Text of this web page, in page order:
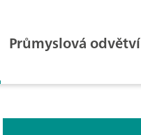
Průmyslová odvětví